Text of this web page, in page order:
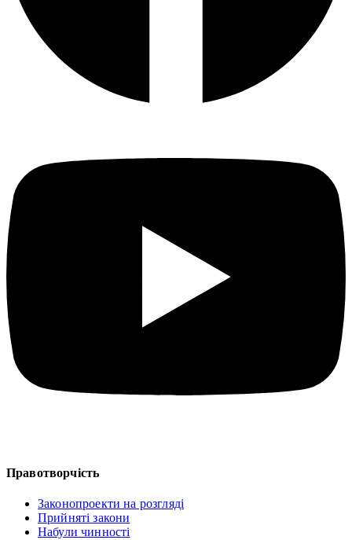
Правотворчість
Законопроекти на розгляді
Прийняті закони
Набули чинності